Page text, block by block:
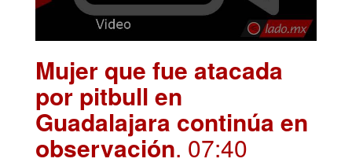
Mujer que fue atacada
por pitbull en
Guadalajara continúa en
observación. 07:40